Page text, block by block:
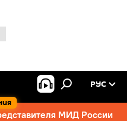
РУС
МИД России